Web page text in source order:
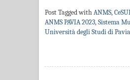
Post Tagged withANMS,
ANMS PAVIA 2023,Sistema
Università degli Studi di Pavia